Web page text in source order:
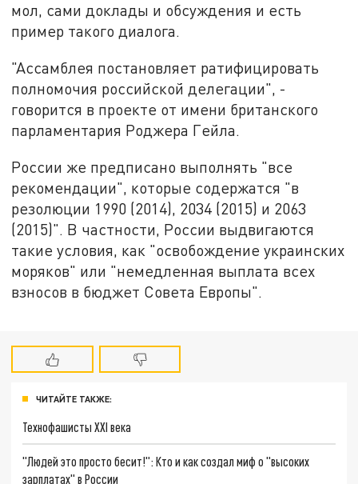
мол, сами доклады и обсуждения и есть
пример такого диалога.
"Ассамблея постановляет ратифицировать
полномочия российской делегации", -
говорится в проекте от имени британского
парламентария Роджера Гейла.
России же предписано выполнять "все
рекомендации", которые содержатся "в
резолюции 1990 (2014), 2034 (2015) и 2063
(2015)". В частности, России выдвигаются
такие условия, как "освобождение украинских
моряков" или "немедленная выплата всех
взносов в бюджет Совета Европы".
ЧИТАЙТЕ ТАКЖЕ:
Технофашисты XXI века
"Людей это просто бесит!": Кто и как создал миф о "высоких
зарплатах" в России